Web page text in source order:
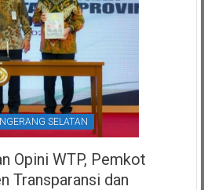
SELATAN
Opini WTP, Pemkot
Transparansi dan